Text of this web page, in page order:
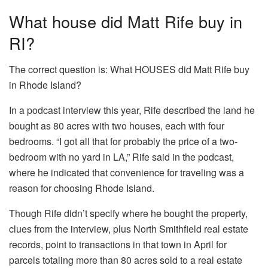
What house did Matt Rife buy in
RI?
The correct question is: What HOUSES did Matt Rife buy
in Rhode Island?
In a podcast interview this year, Rife described the land he
bought as 80 acres with two houses, each with four
bedrooms. “I got all that for probably the price of a two-
bedroom with no yard in LA,” Rife said in the podcast,
where he indicated that convenience for traveling was a
reason for choosing Rhode Island.
Though Rife didn’t specify where he bought the property,
clues from the interview, plus North Smithfield real estate
records, point to transactions in that town in April for
parcels totaling more than 80 acres sold to a real estate